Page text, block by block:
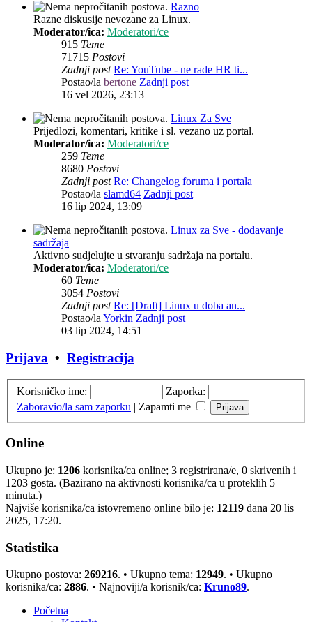
Razno
Razne diskusije nevezane za Linux.
Moderator/ica: Moderatori/ce
915 Teme
71715 Postovi
Zadnji post Re: YouTube - ne rade HR ti...
Postao/la bertone Zadnji post
16 vel 2026, 23:13
Linux Za Sve
Prijedlozi, komentari, kritike i sl. vezano uz portal.
Moderator/ica: Moderatori/ce
259 Teme
8680 Postovi
Zadnji post Re: Changelog foruma i portala
Postao/la slamd64 Zadnji post
16 lip 2024, 13:09
Linux za Sve - dodavanje
sadržaja
Aktivno sudjelujte u stvaranju sadržaja na portalu.
Moderator/ica: Moderatori/ce
60 Teme
3054 Postovi
Zadnji post Re: [Draft] Linux u doba an...
Postao/laYorkin Zadnji post
03 lip 2024, 14:51
Prijava • Registracija
Korisničko ime:
Zaporka:
Zaboravio/la sam zaporku | Zapamti me
Online
Ukupno je: 1206 korisnika/ca online; 3 registrirana/e, 0 skrivenih i
1203 gosta. (Bazirano na aktivnosti korisnika/ca u proteklih 5
minuta.)
Najviše korisnika/ca istovremeno online bilo je: 12119 dana 20 lis
2025, 17:20.
Statistika
Ukupno postova: 269216. • Ukupno tema: 12949. • Ukupno
korisnika/ca: 2886. • Najnoviji/a korisnik/ca: Kruno89.
Početna